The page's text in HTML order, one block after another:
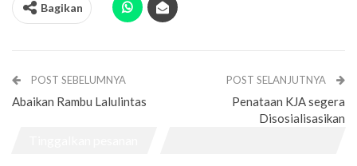
Bagikan
POST SEBELUMNYA
Abaikan Rambu Lalulintas
POST SELANJUTNYA
Penataan KJA segera
Disosialisasikan